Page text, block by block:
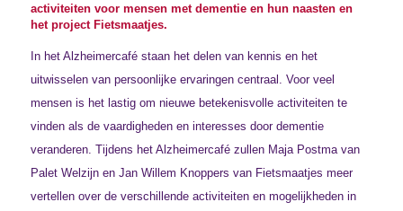
activiteiten voor mensen met dementie en hun naasten en
het project Fietsmaatjes.
In het Alzheimercafé staan het delen van kennis en het
uitwisselen van persoonlijke ervaringen centraal. Voor veel
mensen is het lastig om nieuwe betekenisvolle activiteiten te
vinden als de vaardigheden en interesses door dementie
veranderen. Tijdens het Alzheimercafé zullen Maja Postma van
Palet Welzijn en Jan Willem Knoppers van Fietsmaatjes meer
vertellen over de verschillende activiteiten en mogelijkheden in